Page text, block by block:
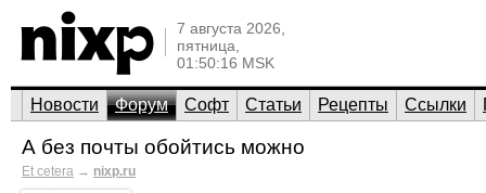
7 августа 2026,
пятница,
01:50:16 MSK
Новости Форум Софт Статьи Рецепты Ссылки
А без почты обойтись можно
Et cetera → nixp.ru